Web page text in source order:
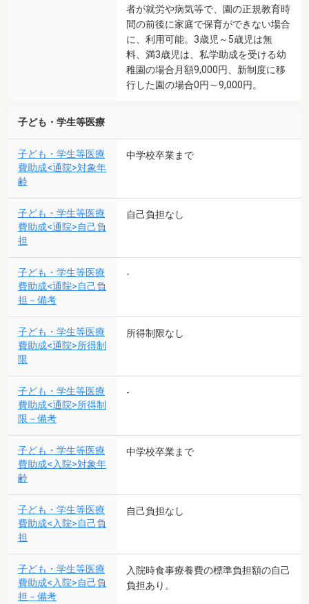
者が就労や病気等で、園の正規教育時
間の前後に家庭で保育ができない場合
に、利用可能。3歳児～5歳児は無
料、満3歳児は、私学助成を受ける幼
稚園の場合月額9,000円、新制度に移
行した園の場合0円～9,000円。
子ども・学生等医療
子ども・学生等医療
費助成<通院>対象年
齢
中学校卒業まで
子ども・学生等医療
費助成<通院>自己負
担
自己負担なし
子ども・学生等医療
費助成<通院>自己負
担－備考
-
子ども・学生等医療
費助成<通院>所得制
限
所得制限なし
子ども・学生等医療
費助成<通院>所得制
限－備考
-
子ども・学生等医療
費助成<入院>対象年
齢
中学校卒業まで
子ども・学生等医療
費助成<入院>自己負
担
自己負担なし
子ども・学生等医療
費助成<入院>自己負
担－備考
入院時食事療養費の標準負担額の自己
負担あり。